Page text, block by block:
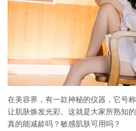
在美容界，有一款神秘的仪器，它号
让肌肤焕发光彩。这就是大家所熟知
真的能减龄吗？敏感肌肤可用吗？